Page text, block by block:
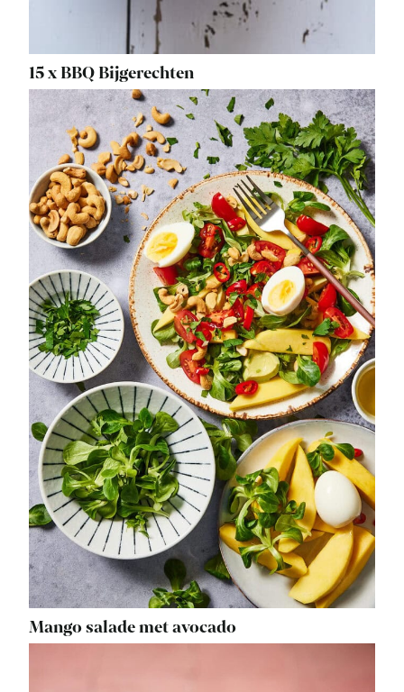
15 x BBQ Bijgerechten
Mango salade met avocado